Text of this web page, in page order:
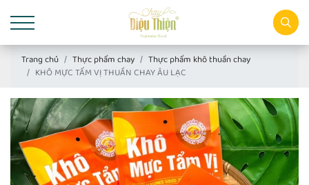
Trang chủ Thực phẩm chay
Thực phẩm khô thuần chay
KHÔ MỰC TẨM VỊ THUẦN CHAY ÂU LẠC